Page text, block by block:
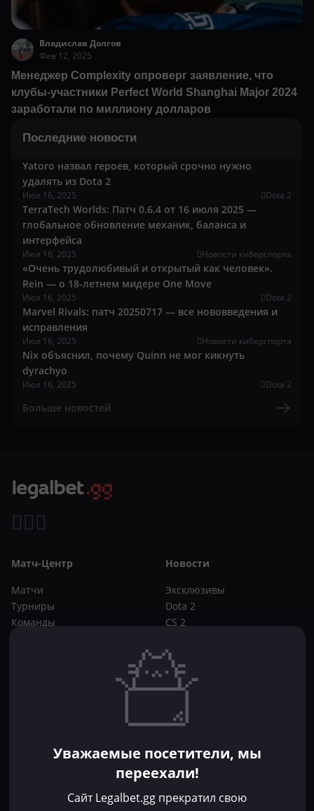
Владислав Долгов
Фев 12, 2025
Менеджер Complexity опроверг заявление, что
клубы-участники Perfect World Shanghai Major 2024
заработали по миллиону долларов
Последние новости
Yatoro назвал героев, который срочно нужно
удалять из Dota 2
Июл 16, 2025 Dota 2
TerraTech Worlds: Патч 0.6.4 от 16 июля 2025 —
глобальное обновление механик, баланса и
интерфейса
Июл 16, 2025 Новости киберспорта
«Очень трудолюбивый и открытый как человек».
Rein — о 18-летнем мидере One Move
Июл 16, 2025 Dota 2
Marvel Rivals: патч 20250717 — все нововведения и
исправления
Июл 16, 2025 Новости киберспорта
Nix объяснил, почему Quinn не мог кикнуть
dyrachyo
Июл 16, 2025 Dota 2
Больше новостей
Матч-Центр
Матчи
Турниры
Команды
Новости
Эксклюзивы
Dota 2
CS 2
Букмекеры
CS 2
Фрибеты
Без депозита
Уважаемые посетители, мы
переехали!
Сайт Legalbet.gg прекратил свою